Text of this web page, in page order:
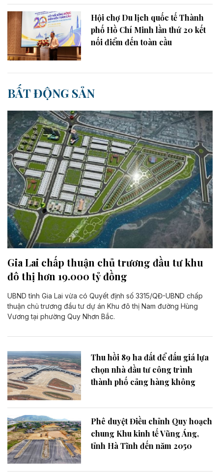
Hội chợ Du lịch quốc tế Thành
phố Hồ Chí Minh lần thứ 20 kết
nối điểm đến toàn cầu
BẤT ĐỘNG SẢN
Gia Lai chấp thuận chủ trương đầu tư khu
đô thị hơn 19.000 tỷ đồng
UBND tỉnh Gia Lai vừa có Quyết định số 3315/QĐ-UBND chấp
thuận chủ trương đầu tư dự án Khu đô thị Nam đường Hùng
Vương tại phường Quy Nhơn Bắc.
Thu hồi 89 ha đất để đấu giá lựa
chọn nhà đầu tư công trình
thành phố cảng hàng không
Phê duyệt Điều chỉnh Quy hoạch
chung Khu kinh tế Vũng Áng,
tỉnh Hà Tĩnh đến năm 2050